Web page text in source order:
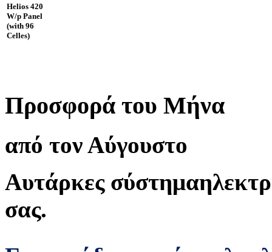
Helios 420
W/p Panel
(with 96
Celles)
Προσφορά του Μήνα
από τον Αύγουστο
Αυτάρκες σύστημα
σας.